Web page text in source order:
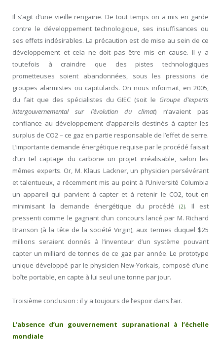
Il s’agit d’une vieille rengaine. De tout temps on a mis en garde
contre le développement technologique, ses insuffisances ou
ses effets indésirables. La précaution est de mise au sein de ce
développement et cela ne doit pas être mis en cause. Il y a
toutefois à craindre que des pistes technologiques
prometteuses soient abandonnées, sous les pressions de
groupes alarmistes ou capitulards. On nous informait, en 2005,
du fait que des spécialistes du GIEC (soit le Groupe d’experts
intergouvernemental sur l’évolution du climat) n’avaient pas
confiance au développement d’appareils destinés à capter les
surplus de CO2 – ce gaz en partie responsable de l’effet de serre.
L’importante demande énergétique requise par le procédé faisait
d’un tel captage du carbone un projet irréalisable, selon les
mêmes experts. Or, M. Klaus Lackner, un physicien persévérant
et talentueux, a récemment mis au point à l’Université Columbia
un appareil qui parvient à capter et à retenir le CO2, tout en
minimisant la demande énergétique du procédé
(2). Il est
pressenti comme le gagnant d’un concours lancé par M. Richard
Branson (à la tête de la société Virgin), aux termes duquel $25
millions seraient donnés à l’inventeur d’un système pouvant
capter un milliard de tonnes de ce gaz par année. Le prototype
unique développé par le physicien New-Yorkais, composé d’une
boîte portable, en capte à lui seul une tonne par jour.
Troisième conclusion : il y a toujours de l’espoir dans l’air.
L’absence d’un gouvernement supranational à l’échelle
mondiale